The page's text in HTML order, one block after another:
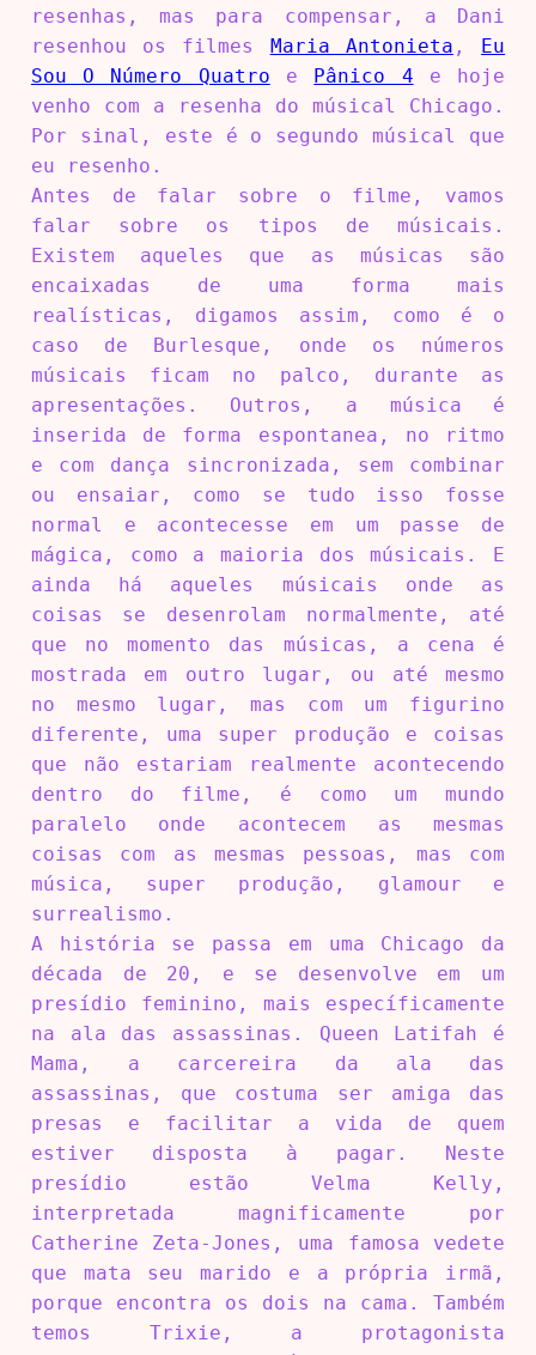
resenhas, mas para compensar, a Dani
resenhou os filmes
Maria Antonieta ,
Eu
Sou O Número Quatro e Pânico 4 e hoje
venho com a resenha do músical Chicago.
Por sinal, este é o segundo músical que
eu resenho.
Antes de falar sobre o filme, vamos
falar sobre os tipos de músicais.
Existem aqueles que as músicas são
encaixadas de uma forma mais
realísticas, digamos assim, como é o
caso de Burlesque, onde os números
músicais ficam no palco, durante as
apresentações. Outros, a música é
inserida de forma espontanea, no ritmo
e com dança sincronizada, sem combinar
ou ensaiar, como se tudo isso fosse
normal e acontecesse em um passe de
mágica, como a maioria dos músicais. E
ainda há aqueles músicais onde as
coisas se desenrolam normalmente, até
que no momento das músicas, a cena é
mostrada em outro lugar, ou até mesmo
no mesmo lugar, mas com um figurino
diferente, uma super produção e coisas
que não estariam realmente acontecendo
dentro do filme, é como um mundo
paralelo onde acontecem as mesmas
coisas com as mesmas pessoas, mas com
música, super produção, glamour e
surrealismo.
A história se passa em uma Chicago da
década de 20, e se desenvolve em um
presídio feminino, mais específicamente
na ala das assassinas. Queen Latifah é
Mama, a carcereira da ala das
assassinas, que costuma ser amiga das
presas e facilitar a vida de quem
estiver disposta à pagar. Neste
presídio estão Velma Kelly,
interpretada magnificamente por
Catherine Zeta-Jones, uma famosa vedete
que mata seu marido e a própria irmã,
porque encontra os dois na cama. Também
temos Trixie, a protagonista